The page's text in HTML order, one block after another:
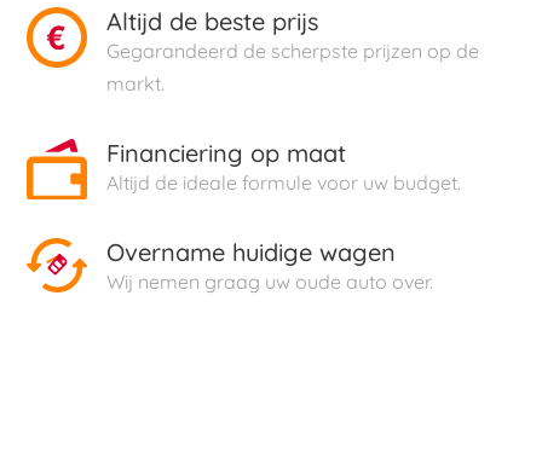
Altijd de beste prijs
Gegarandeerd de scherpste prijzen op de
markt.
Financiering op maat
Altijd de ideale formule voor uw budget.
Overname huidige wagen
Wij nemen graag uw oude auto over.